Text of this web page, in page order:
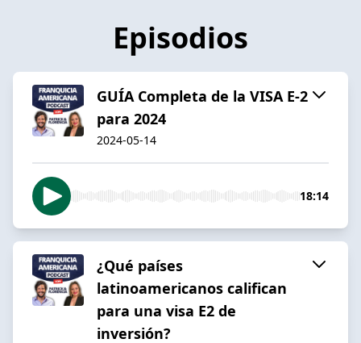
Episodios
GUÍA Completa de la VISA E-2
para 2024
2024-05-14
18:14
¿Qué países
latinoamericanos califican
para una visa E2 de
inversión?